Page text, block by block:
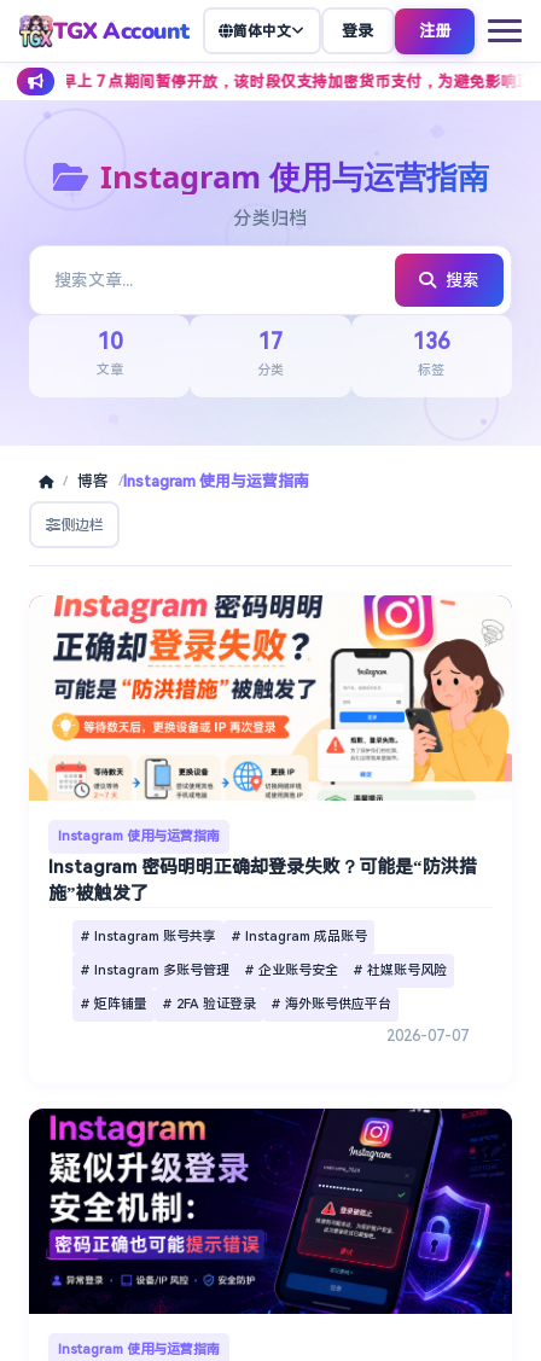
TGX Account 简体中文 登录 注册
7 点期间暂停开放，该时段仅支持加密货币支付，为避免影响正常下单，
Instagram 使用与运营指南
分类归档
搜索
10
文章
17
分类
136
标签
/ 博客 / Instagram 使用与运营指南
侧边栏
Instagram 使用与运营指南
Instagram 密码明明正确却登录失败？可能是“防洪措
施”被触发了
# Instagram 账号共享 # Instagram 成品账号
# Instagram 多账号管理 # 企业账号安全 # 社媒账号风险
# 矩阵铺量 # 2FA 验证登录 # 海外账号供应平台
2026-07-07
Instagram 使用与运营指南